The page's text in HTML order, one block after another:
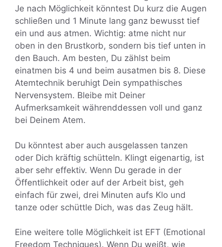
Je nach Möglichkeit könntest Du kurz die Augen
schließen und 1 Minute lang ganz bewusst tief
ein und aus atmen. Wichtig: atme nicht nur
oben in den Brustkorb, sondern bis tief unten in
den Bauch. Am besten, Du zählst beim
einatmen bis 4 und beim ausatmen bis 8. Diese
Atemtechnik beruhigt Dein sympathisches
Nervensystem. Bleibe mit Deiner
Aufmerksamkeit währenddessen voll und ganz
bei Deinem Atem.
Du könntest aber auch ausgelassen tanzen
oder Dich kräftig schütteln. Klingt eigenartig, ist
aber sehr effektiv. Wenn Du gerade in der
Öffentlichkeit oder auf der Arbeit bist, geh
einfach für zwei, drei Minuten aufs Klo und
tanze oder schüttle Dich, was das Zeug hält.
Eine weitere tolle Möglichkeit ist EFT (Emotional
Freedom Techniques). Wenn Du weißt, wie